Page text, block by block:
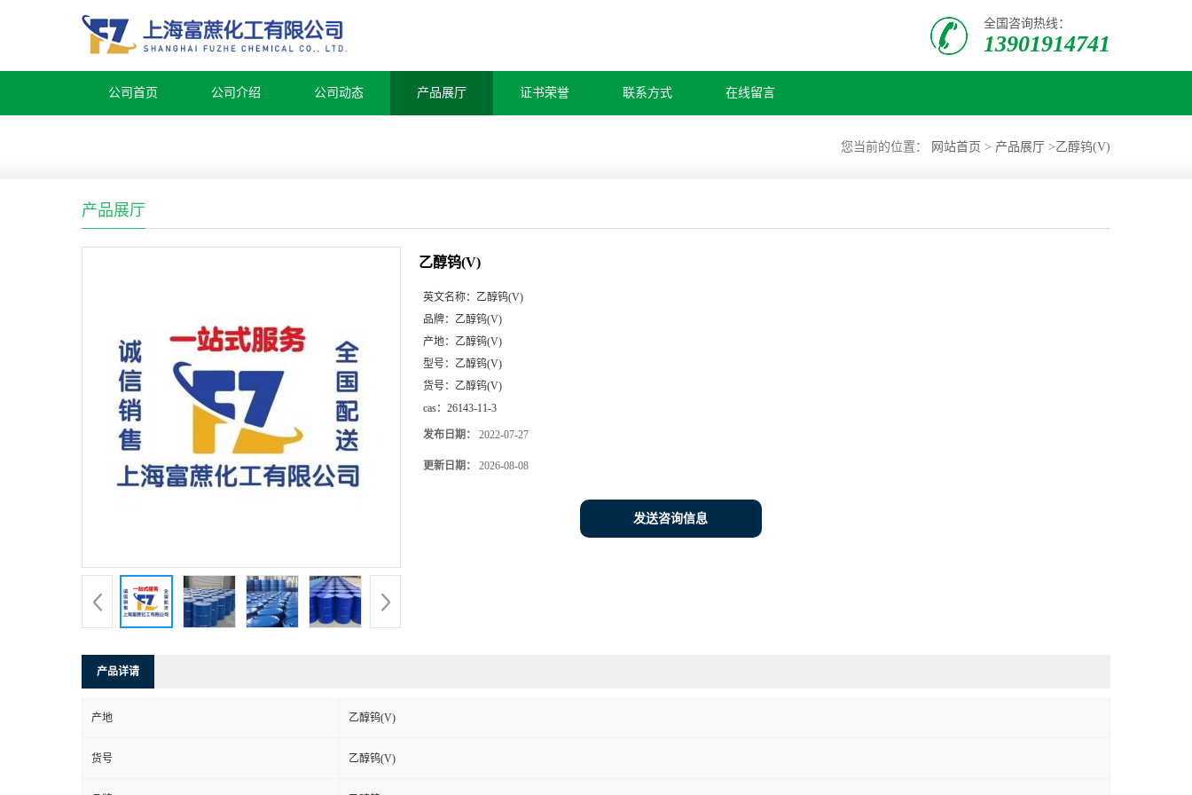
全国咨询热线：
13901914741
公司首页 公司介绍 公司动态 产品展厅 证书荣誉 联系方式 在线留言
您当前的位置： 网站首页 > 产品展厅 >乙醇钨(V)
产品展厅
乙醇钨(V)
英文名称： 乙醇钨(V)
品牌： 乙醇钨(V)
产地： 乙醇钨(V)
型号： 乙醇钨(V)
货号： 乙醇钨(V)
cas： 26143-11-3
发布日期： 2022-07-27
更新日期： 2026-08-08
发送咨询信息
产品详请
产地 乙醇钨(V)
货号 乙醇钨(V)